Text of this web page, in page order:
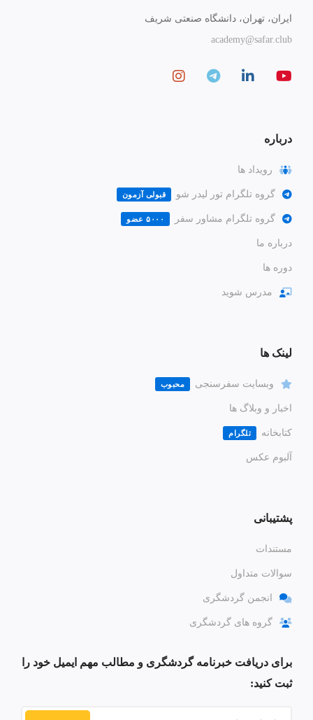
ایران، تهران، دانشگاه صنعتی شریف
academy@safar.club
درباره
رویداد ها
گروه تلگرام تور لیدر شو قبولی آزمون
گروه تلگرام مشاور سفر ۵۰۰۰ عضو
درباره ما
دوره ها
مدرس شوید
لینک ها
وبسایت سفرسنجی محبوب
اخبار و وبلاگ ها
کتابخانه تلگرام
آلبوم عکس
پشتیبانی
مستندات
سوالات متداول
انجمن گردشگری
گروه های گردشگری
برای دریافت خبرنامه گردشگری و مطالب مهم ایمیل خود را
ثبت کنید: